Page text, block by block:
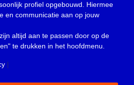
profiel opgebouwd. Hiermee
en communicatie aan op jouw
altijd aan te passen door op de
te drukken in het hoofdmenu.
|